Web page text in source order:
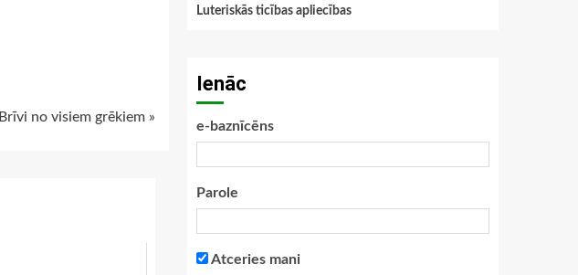
Brīvi no visiem grēkiem »
Luteriskās ticības apliecības
Ienāc
e-baznīcēns
Parole
Atceries mani